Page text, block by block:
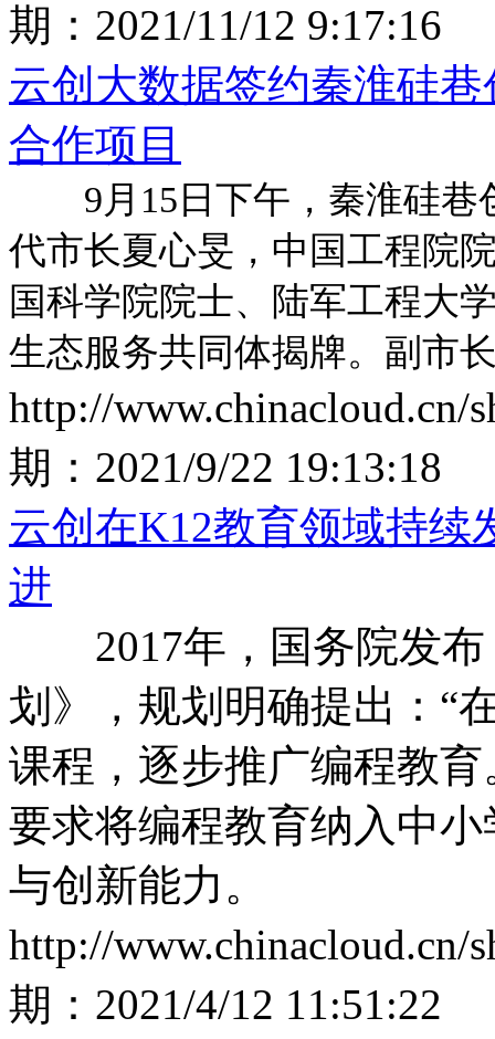
期： 2021/11/12 9:17:16
云创大数据签约秦淮硅
合作项目
9月15日下午，秦淮硅巷
代市长夏心旻，中国工程院
国科学院院士、陆军工程大
生态服务共同体揭牌。副市
http://www.chinacloud.cn/
期： 2021/9/22 19:13:18
云创在K12教育领域持续
进
2017年，国务院发布
划》，规划明确提出：“
课程，逐步推广编程教
要求将编程教育纳入中
与创新能力。
http://www.chinacloud.cn/
期： 2021/4/12 11:51:22